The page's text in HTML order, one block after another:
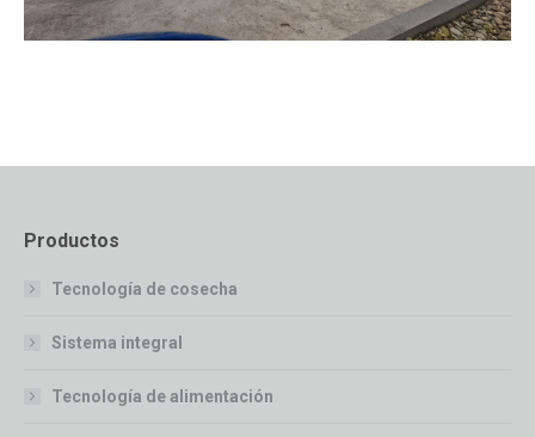
Productos
Tecnología de cosecha
Sistema integral
Tecnología de alimentación